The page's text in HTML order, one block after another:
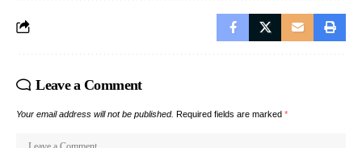
Leave a Comment
Your email address will not be published. Required fields are marked *